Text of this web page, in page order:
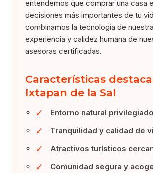
entendemos que comprar una casa
decisiones más importantes de tu
combinamos la tecnología de
experiencia y calidez humana de
asesoras certificadas.
Características
Ixtapan de la Sal
✓ Entorno natural privilegiado
✓ Tranquilidad y calidad de
✓ Atractivos turísticos
✓ Comunidad segura y